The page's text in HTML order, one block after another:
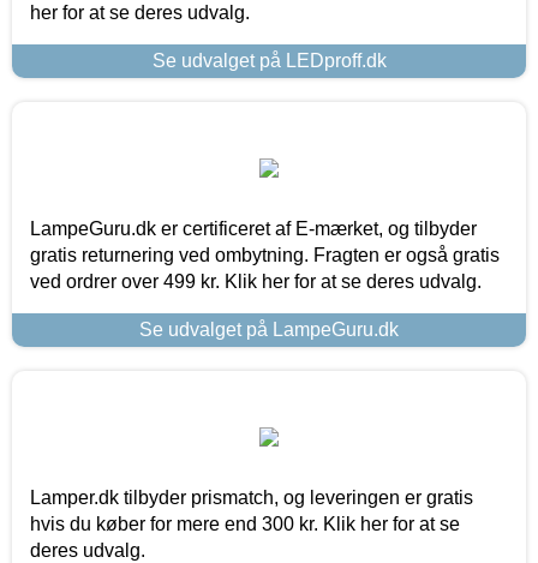
her for at se deres udvalg.
Se udvalget på LEDproff.dk
LampeGuru.dk er certificeret af E-mærket, og tilbyder
gratis returnering ved ombytning. Fragten er også gratis
ved ordrer over 499 kr. Klik her for at se deres udvalg.
Se udvalget på LampeGuru.dk
Lamper.dk tilbyder prismatch, og leveringen er gratis
hvis du køber for mere end 300 kr. Klik her for at se
deres udvalg.